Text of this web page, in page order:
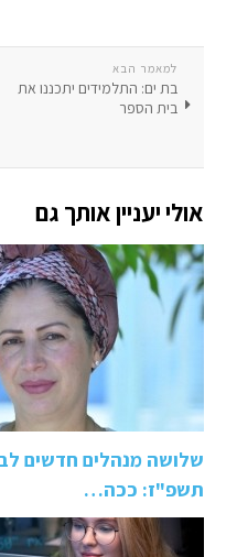
למאמר הבא
בת ים: התלמידים יתכננו את
בית הספר
אולי יעניין אותך גם
שלושה מנהלים חדשים
תשפ"ז: ככה…